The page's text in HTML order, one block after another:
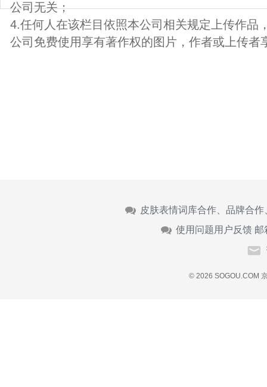
公司无关；
4.任何人在该栏目依照本公司相关规定上传作品
公司免费使用享有著作权的图片，作者或上传者
皮肤表情词库合作、品牌合
使用问题用户反馈 邮
© 2026 SOGOU.COM